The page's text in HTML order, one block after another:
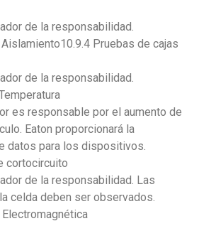
de la responsabilidad.
Pruebas de cajas
de la responsabilidad.
es responsable por el aumento de
Eaton proporcionará la
datos para los dispositivos.
cortocircuito
de la responsabilidad. Las
celda deben ser observados.